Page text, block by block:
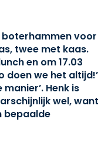
boterhammen voor
twee met kaas.
en om 17.03
doen we het altijd!’
Henk is
wel, want
bepaalde